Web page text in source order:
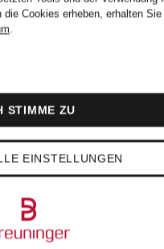
SWEDEN
Sakkos
TIGER
OF
Cookies erheben, erhalten
.
EINSTELLUNGEN
STIMME ZU